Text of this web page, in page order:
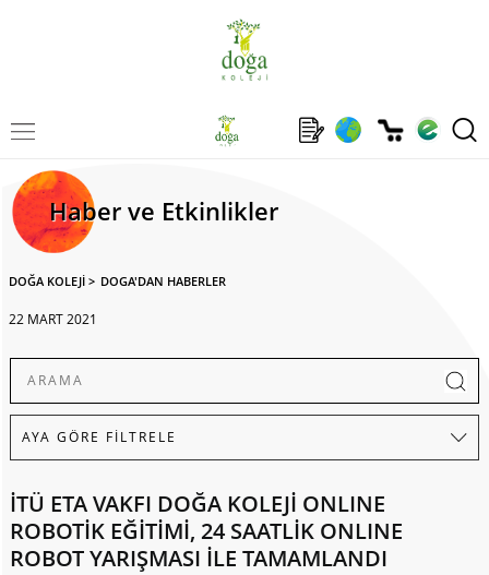
Haber ve Etkinlikler
DOĞA KOLEJİ > DOGA'DAN HABERLER
22 MART 2021
İTÜ ETA VAKFI DOĞA KOLEJİ ONLINE
ROBOTİK EĞİTİMİ, 24 SAATLİK ONLINE
ROBOT YARIŞMASI İLE TAMAMLANDI